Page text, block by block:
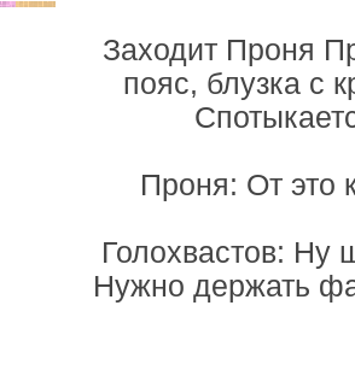
Заходит Проня
пояс, блузка с
Проня: От это
Голохвастов: Ну
Нужно держать